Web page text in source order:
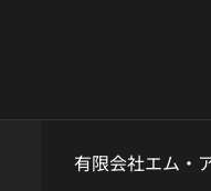
有限会社エム・